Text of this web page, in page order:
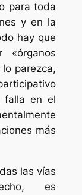
para toda
y en la
hay que
parezca,
falla en el
más
las vías
es